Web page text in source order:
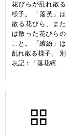
花びらが乱れ散る
様子。 「落英」は
散る花びら、また
は散った花びらの
こと。 「繽紛」は
乱れ散る様子。 別
表記：「落花繽...